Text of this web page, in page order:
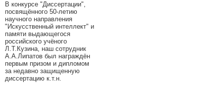
В конкурсе "Диссертации",
посвящённого 50-летию
научного направления
"Искусственный интеллект" и
памяти выдающегося
российского учёного
Л.Т.Кузина, наш сотрудник
А.А.Липатов был награждён
первым призом и дипломом
за недавно защищенную
диссертацию к.т.н.